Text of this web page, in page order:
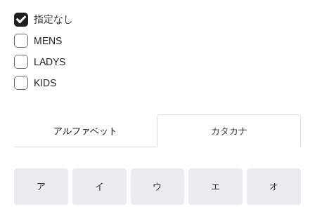
指定なし
MENS
LADYS
KIDS
アルファベット カタカナ
ア イ ウ エ オ